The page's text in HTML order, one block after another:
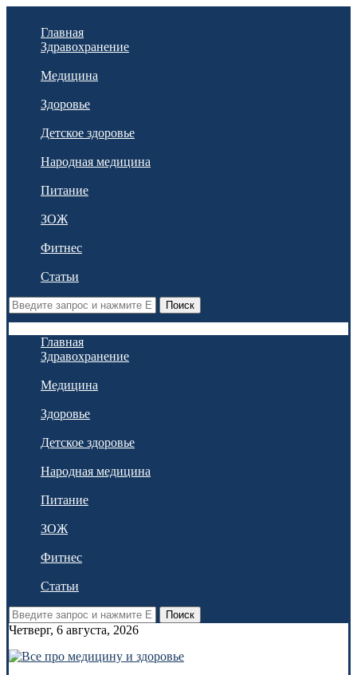
Главная
Здравохранение
Медицина
Здоровье
Детское здоровье
Народная медицина
Питание
ЗОЖ
Фитнес
Статьи
Поиск
Главная
Здравохранение
Медицина
Здоровье
Детское здоровье
Народная медицина
Питание
ЗОЖ
Фитнес
Статьи
Поиск
Четверг, 6 августа, 2026